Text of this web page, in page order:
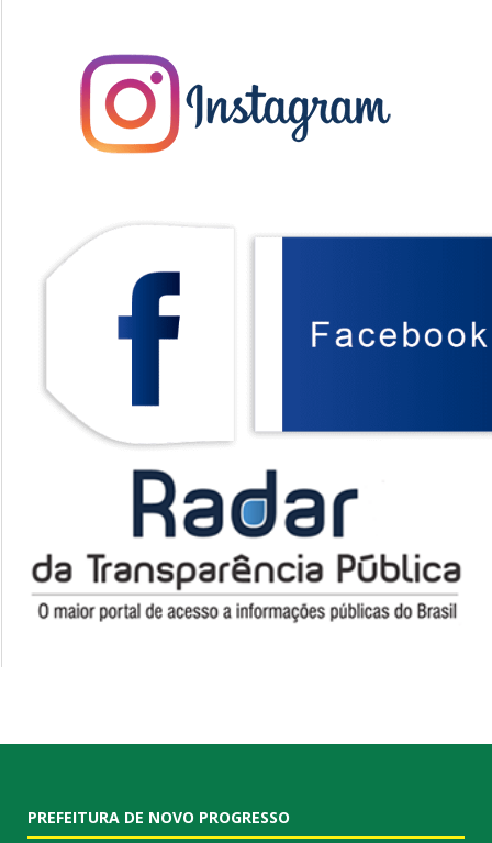
PREFEITURA DE NOVO PROGRESSO